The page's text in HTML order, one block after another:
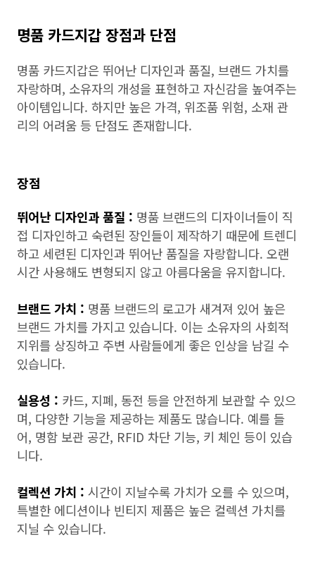
명품 카드지갑 장점과 단점
명품 카드지갑은 뛰어난 디자인과 품질, 브랜드 가치를
자랑하며, 소유자의 개성을 표현하고 자신감을 높여주는
아이템입니다. 하지만 높은 가격, 위조품 위험, 소재 관
리의 어려움 등 단점도 존재합니다.
장점
뛰어난 디자인과 품질 : 명품 브랜드의 디자이너들이 직
접 디자인하고 숙련된 장인들이 제작하기 때문에 트렌디
하고 세련된 디자인과 뛰어난 품질을 자랑합니다. 오랜
시간 사용해도 변형되지 않고 아름다움을 유지합니다.
브랜드 가치 : 명품 브랜드의 로고가 새겨져 있어 높은
브랜드 가치를 가지고 있습니다. 이는 소유자의 사회적
지위를 상징하고 주변 사람들에게 좋은 인상을 남길 수
있습니다.
실용성 : 카드, 지폐, 동전 등을 안전하게 보관할 수 있으
며, 다양한 기능을 제공하는 제품도 많습니다. 예를 들
어, 명함 보관 공간, RFID 차단 기능, 키 체인 등이 있습
니다.
컬렉션 가치 : 시간이 지날수록 가치가 오를 수 있으며,
특별한 에디션이나 빈티지 제품은 높은 컬렉션 가치를
지닐 수 있습니다.